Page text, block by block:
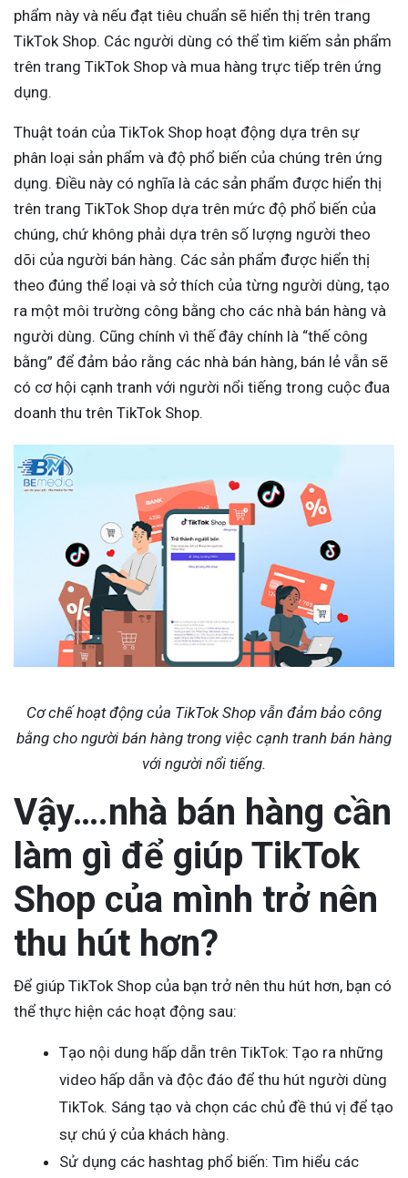
phẩm này và nếu đạt tiêu chuẩn sẽ hiển thị trên trang
TikTok Shop. Các người dùng có thể tìm kiếm sản phẩm
trên trang TikTok Shop và mua hàng trực tiếp trên ứng
dụng.
Thuật toán của TikTok Shop hoạt động dựa trên sự
phân loại sản phẩm và độ phổ biến của chúng trên ứng
dụng. Điều này có nghĩa là các sản phẩm được hiển thị
trên trang TikTok Shop dựa trên mức độ phổ biến của
chúng, chứ không phải dựa trên số lượng người theo
dõi của người bán hàng. Các sản phẩm được hiển thị
theo đúng thể loại và sở thích của từng người dùng, tạo
ra một môi trường công bằng cho các nhà bán hàng và
người dùng. Cũng chính vì thế đây chính là “thế công
bằng” để đảm bảo rằng các nhà bán hàng, bán lẻ vẫn sẽ
có cơ hội cạnh tranh với người nổi tiếng trong cuộc đua
doanh thu trên TikTok Shop.
Cơ chế hoạt động của TikTok Shop vẫn đảm bảo công
bằng cho người bán hàng trong việc cạnh tranh bán hàng
với người nổi tiếng.
Vậy….nhà bán hàng cần
làm gì để giúp TikTok
Shop của mình trở nên
thu hút hơn?
Để giúp TikTok Shop của bạn trở nên thu hút hơn, bạn có
thể thực hiện các hoạt động sau:
Tạo nội dung hấp dẫn trên TikTok: Tạo ra những
video hấp dẫn và độc đáo để thu hút người dùng
TikTok. Sáng tạo và chọn các chủ đề thú vị để tạo
sự chú ý của khách hàng.
Sử dụng các hashtag phổ biến: Tìm hiểu các